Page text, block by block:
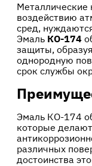
Металлические
воздействию
сред,
Эмаль КО-174
защиты,
однородную
срок службы
Эмаль КО-174
которые
различных
достоинства